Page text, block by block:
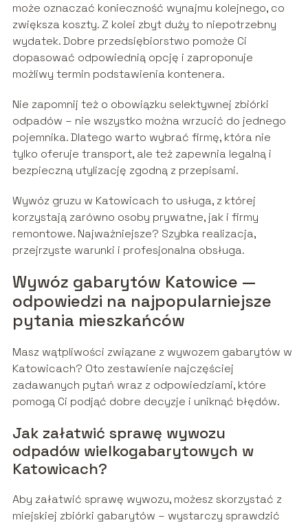
może oznaczać konieczność wynajmu kolejnego, co
zwiększa koszty. Z kolei zbyt duży to niepotrzebny
wydatek. Dobre przedsiębiorstwo pomoże Ci
dopasować odpowiednią opcję i zaproponuje
możliwy termin podstawienia kontenera.
Nie zapomnij też o obowiązku selektywnej zbiórki
odpadów – nie wszystko można wrzucić do jednego
pojemnika. Dlatego warto wybrać firmę, która nie
tylko oferuje transport, ale też zapewnia legalną i
bezpieczną utylizację zgodną z przepisami.
Wywóz gruzu w Katowicach to usługa, z której
korzystają zarówno osoby prywatne, jak i firmy
remontowe. Najważniejsze? Szybka realizacja,
przejrzyste warunki i profesjonalna obsługa.
Wywóz gabarytów Katowice —
odpowiedzi na najpopularniejsze
pytania mieszkańców
Masz wątpliwości związane z wywozem gabarytów w
Katowicach? Oto zestawienie najczęściej
zadawanych pytań wraz z odpowiedziami, które
pomogą Ci podjąć dobre decyzje i uniknąć błędów.
Jak załatwić sprawę wywozu
odpadów wielkogabarytowych w
Katowicach?
Aby załatwić sprawę wywozu, możesz skorzystać z
miejskiej zbiórki gabarytów – wystarczy sprawdzić